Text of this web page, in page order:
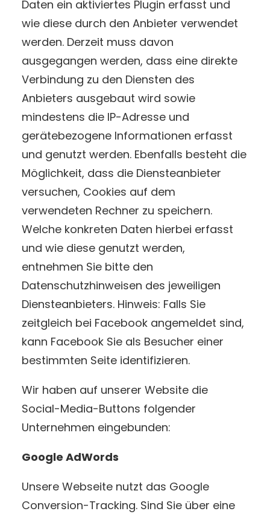
Daten ein aktiviertes Plugin erfasst und
wie diese durch den Anbieter verwendet
werden. Derzeit muss davon
ausgegangen werden, dass eine direkte
Verbindung zu den Diensten des
Anbieters ausgebaut wird sowie
mindestens die IP-Adresse und
gerätebezogene Informationen erfasst
und genutzt werden. Ebenfalls besteht die
Möglichkeit, dass die Diensteanbieter
versuchen, Cookies auf dem
verwendeten Rechner zu speichern.
Welche konkreten Daten hierbei erfasst
und wie diese genutzt werden,
entnehmen Sie bitte den
Datenschutzhinweisen des jeweiligen
Diensteanbieters. Hinweis: Falls Sie
zeitgleich bei Facebook angemeldet sind,
kann Facebook Sie als Besucher einer
bestimmten Seite identifizieren.
Wir haben auf unserer Website die
Social-Media-Buttons folgender
Unternehmen eingebunden:
Google AdWords
Unsere Webseite nutzt das Google
Conversion-Tracking. Sind Sie über eine